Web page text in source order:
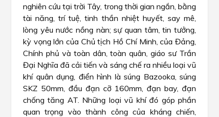
nghiên cứu tại trời Tây, trong thời gian ngắn, bằng
tài năng, trí tuệ, tinh thần nhiệt huyết, say mê,
lòng yêu nước nồng nàn; sự quan tâm, tin tưởng,
kỳ vọng lớn của Chủ tịch Hồ Chí Minh, của Đảng,
Chính phủ và toàn dân, toàn quân, giáo sư Trần
Đại Nghĩa đã cải tiến và sáng chế ra nhiều loại vũ
khí quân dụng, điển hình là súng Bazooka, súng
SKZ 50mm, đầu đạn cỡ 160mm, đạn bay, đạn
chống tăng AT. Những loại vũ khí đó góp phần
quan trọng vào thành công của kháng chiến,